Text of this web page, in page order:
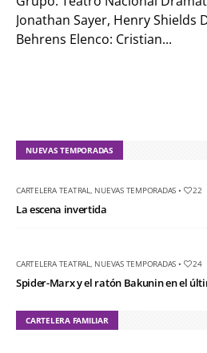
Jonathan Sayer, Henry Shields
Behrens Elenco: Cristian...
NUEVAS TEMPORADAS
CARTELERA TEATRAL NUEVAS TEMPORADAS • 22
La escena invertida
CARTELERA TEATRAL NUEVAS TEMPORADAS • 24
Spider-Marx y el ratón Bakunin en el
CARTELERA FAMILIAR